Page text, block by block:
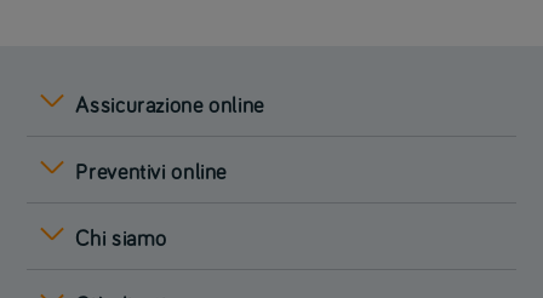
Assicurazione online
Preventivi online
Chi siamo